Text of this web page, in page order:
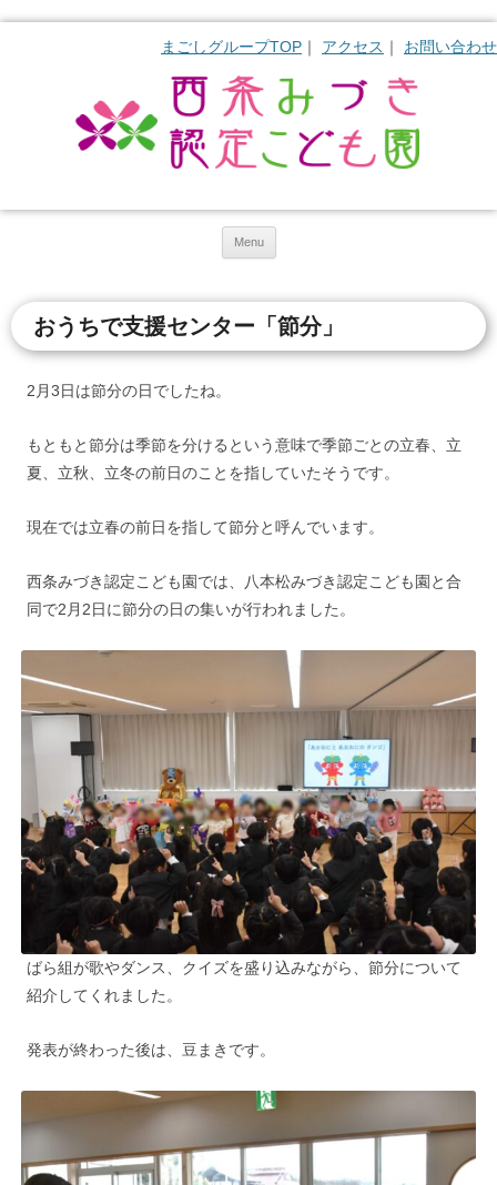
まごしグループTOP アクセス お問い合わせ
Menu
おうちで支援センター「節分」
2月3日は節分の日でしたね。
もともと節分は季節を分けるという意味で季節ごとの立春、立
夏、立秋、立冬の前日のことを指していたそうです。
現在では立春の前日を指して節分と呼んでいます。
西条みづき認定こども園では、八本松みづき認定こども園と合
同で2月2日に節分の日の集いが行われました。
ばら組が歌やダンス、クイズを盛り込みながら、節分について
紹介してくれました。
発表が終わった後は、豆まきです。